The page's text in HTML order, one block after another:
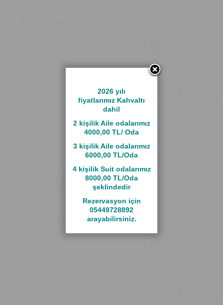
2026 yılı
fiyatlarımız Kahvaltı
dahil
2 kişilik Aile odalarımız
4000,00 TL/ Oda
3 kişilik Aile odalarımız
6000,00 TL/Oda
4 kişilik Suit odalarımız
8000,00 TL/Oda
şeklindedir
Rezervasyon için
05449728892
arayabilirsiniz.